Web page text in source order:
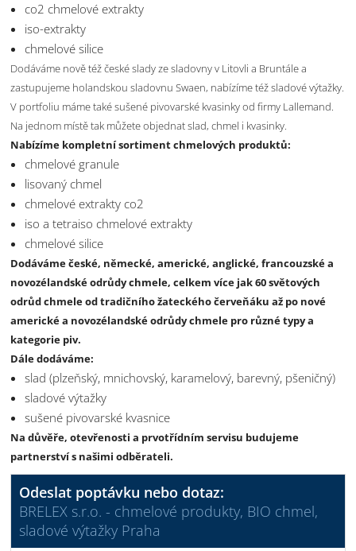
co2 chmelové extrakty
iso-extrakty
chmelové silice
Dodáváme nově též české slady ze sladovny v Litovli a Bruntále a
zastupujeme holandskou sladovnu Swaen, nabízíme též sladové výtažky.
V portfoliu máme také sušené pivovarské kvasinky od firmy Lallemand.
Na jednom místě tak můžete objednat slad, chmel i kvasinky.
Nabízíme kompletní sortiment chmelových produktů:
chmelové granule
lisovaný chmel
chmelové extrakty co2
iso a tetraiso chmelové extrakty
chmelové silice
Dodáváme české, německé, americké, anglické, francouzské a
novozélandské odrůdy chmele, celkem více jak 60 světových
odrůd chmele od tradičního žateckého červeňáku až po nové
americké a novozélandské odrůdy chmele pro různé typy a
kategorie piv.
Dále dodáváme:
slad (plzeňský, mnichovský, karamelový, barevný, pšeničný)
sladové výtažky
sušené pivovarské kvasnice
Na důvěře, otevřenosti a prvotřídním servisu budujeme
partnerství s našimi odběrateli.
Odeslat poptávku nebo dotaz:
BRELEX s.r.o. - chmelové produkty, BIO chmel,
sladové výtažky Praha